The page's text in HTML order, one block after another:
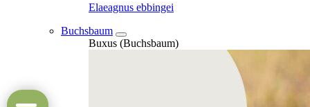
Elaeagnus ebbingei
Buchsbaum
Buxus (Buchsbaum)